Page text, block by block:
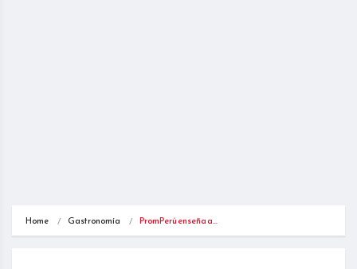
Home Gastronomía PromPerú enseña a…